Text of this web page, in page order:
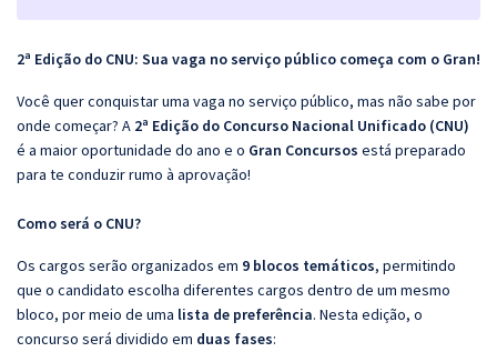
2ª Edição do CNU: Sua vaga no serviço público começa com o Gran!
Você quer conquistar uma vaga no serviço público, mas não sabe por
onde começar? A 2ª Edição do Concurso Nacional Unificado (CNU)
é a maior oportunidade do ano e o Gran Concursos está preparado
para te conduzir rumo à aprovação!
Como será o CNU?
Os cargos serão organizados em 9 blocos temáticos, permitindo
que o candidato escolha diferentes cargos dentro de um mesmo
bloco, por meio de uma lista de preferência. Nesta edição, o
concurso será dividido em duas fases: